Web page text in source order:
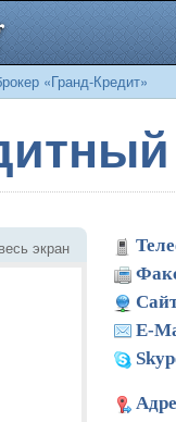
«Гранд-Кредит»
экран
E-